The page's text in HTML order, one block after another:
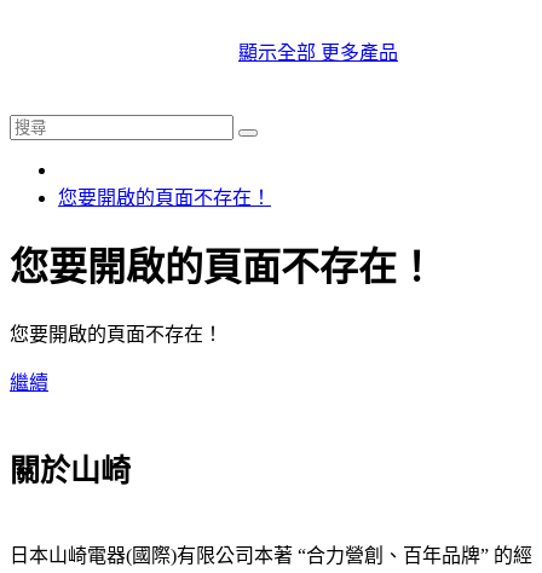
顯示全部 更多產品
您要開啟的頁面不存在！
您要開啟的頁面不存在！
您要開啟的頁面不存在！
繼續
關於山崎
日本山崎電器(國際)有限公司本著 “合力營創、百年品牌” 的經